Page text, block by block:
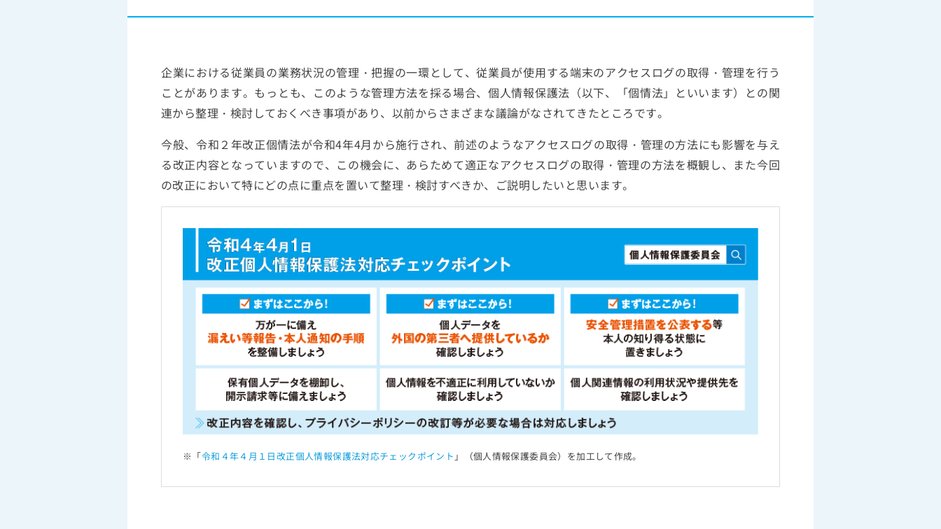
企業における従業員の業務状況の管理・把握の一環として、従業員が使用する端末のアクセスログの取得・管理を行う
ことがあります。もっとも、このような管理方法を採る場合、個人情報保護法（以下、「個情法」といいます）との関
連から整理・検討しておくべき事項があり、以前からさまざまな議論がなされてきたところです。
今般、令和２年改正個情法が令和4年4月から施行され、前述のようなアクセスログの取得・管理の方法にも影響を与え
る改正内容となっていますので、この機会に、あらためて適正なアクセスログの取得・管理の方法を概観し、また今回
の改正において特にどの点に重点を置いて整理・検討すべきか、ご説明したいと思います。
※「令和４年４月１日改正個人情報保護法対応チェックポイント 」（個人情報保護委員会）を加工して作成。